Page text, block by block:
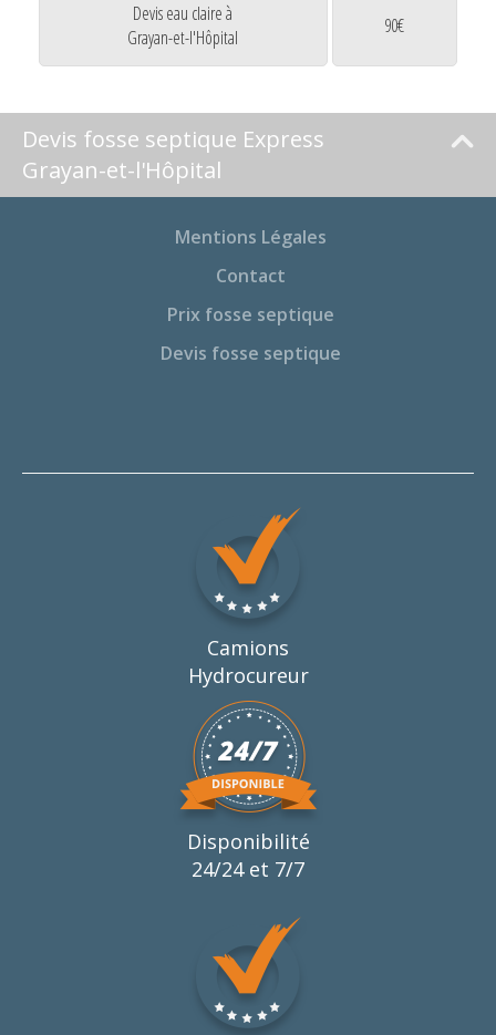
Devis eau claire à
Grayan-et-l'Hôpital
90€
Devis fosse septique Express
Grayan-et-l'Hôpital
Mentions Légales
Contact
Prix fosse septique
Devis fosse septique
Camions
Hydrocureur
Disponibilité
24/24 et 7/7